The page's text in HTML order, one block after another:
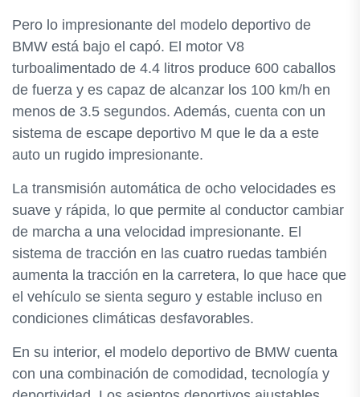
Pero lo impresionante del modelo deportivo de
BMW está bajo el capó. El motor V8
turboalimentado de 4.4 litros produce 600 caballos
de fuerza y es capaz de alcanzar los 100 km/h en
menos de 3.5 segundos. Además, cuenta con un
sistema de escape deportivo M que le da a este
auto un rugido impresionante.
La transmisión automática de ocho velocidades es
suave y rápida, lo que permite al conductor cambiar
de marcha a una velocidad impresionante. El
sistema de tracción en las cuatro ruedas también
aumenta la tracción en la carretera, lo que hace que
el vehículo se sienta seguro y estable incluso en
condiciones climáticas desfavorables.
En su interior, el modelo deportivo de BMW cuenta
con una combinación de comodidad, tecnología y